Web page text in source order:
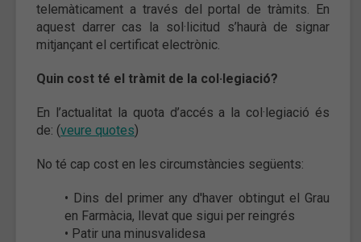
telemàticament a través del portal de tràmits. En
aquest darrer cas la sol·licitud s’haurà de signar
mitjançant el certificat electrònic.
Quin cost té el tràmit de la col·legiació?
En l’actualitat la quota d’accés a la col·legiació és
de: (veure quotes)
No té cap cost en les circumstàncies següents:
• Dins del primer any d'haver obtingut el Grau
en Farmàcia, llevat que sigui per reingrés
• Patir una minusvalidesa